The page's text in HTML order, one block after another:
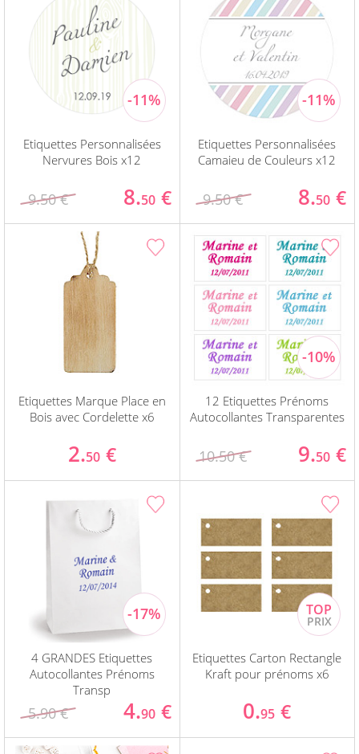
Etiquettes Personnalisées
Nervures Bois x12
9.50 € 8.50 €
Etiquettes Personnalisées
Camaieu de Couleurs x12
9.50 € 8.50 €
Etiquettes Marque Place en
Bois avec Cordelette x6
2.50 €
12 Etiquettes Prénoms
Autocollantes Transparentes
10.50 € 9.50 €
4 GRANDES Etiquettes
Autocollantes Prénoms
Transp
5.90 € 4.90 €
Etiquettes Carton Rectangle
Kraft pour prénoms x6
0.95 €